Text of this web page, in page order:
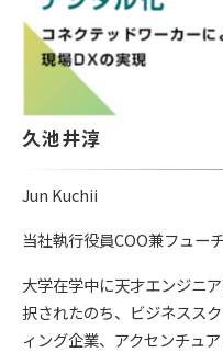
久池井淳
Jun Kuchii
当社執行役員COO兼フュー
大学在学中に天才エンジニ
択されたのち、ビジネスス
ィング企業、アクセンチュ